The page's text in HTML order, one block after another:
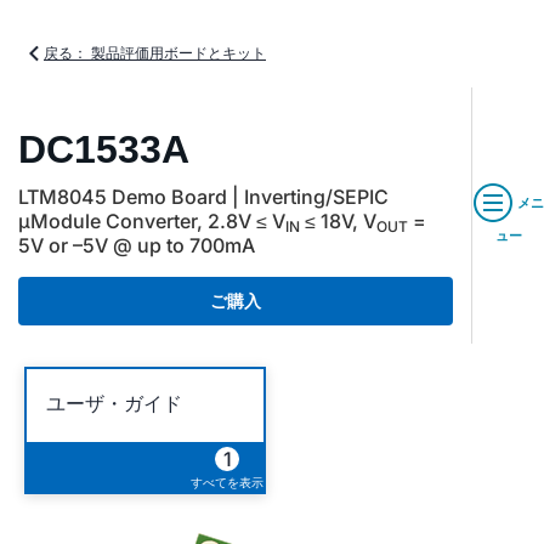
戻る： 製品評価用ボードとキット
DC1533A
LTM8045 Demo Board | Inverting/SEPIC
µModule Converter, 2.8V ≤ VIN ≤ 18V, VOUT =
5V or –5V @ up to 700mA
ご購入
メニ
ュー
ユーザ・ガイド
1
すべてを表示